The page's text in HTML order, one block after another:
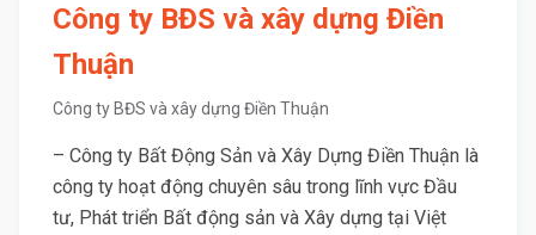
Công ty BĐS và xây dựng Điền
Thuận
Công ty BĐS và xây dựng Điền Thuận
– Công ty Bất Động Sản và Xây Dựng Điền Thuận là
công ty hoạt động chuyên sâu trong lĩnh vực Đầu
tư, Phát triển Bất động sản và Xây dựng tại Việt